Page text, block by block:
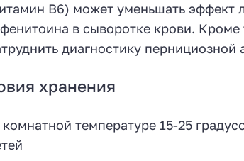
В6) может уменьшать эффект
в сыворотке крови.
диагностику пернициозной
хранения
температуре 15-25